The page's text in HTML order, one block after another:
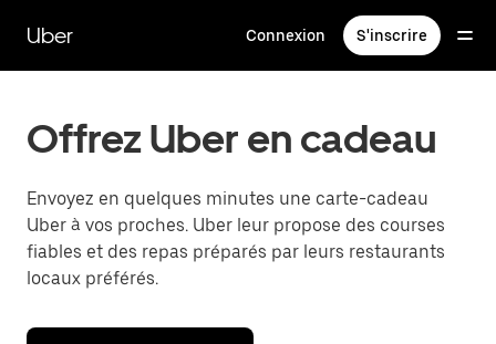
contenu
principal
Uber Connexion S'inscrire
Offrez Uber en cadeau
Envoyez en quelques minutes une carte-cadeau
Uber à vos proches. Uber leur propose des courses
fiables et des repas préparés par leurs restaurants
locaux préférés.